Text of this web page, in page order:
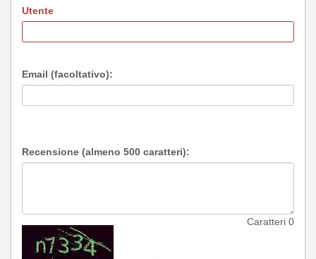
Utente
Email (facoltativo):
Recensione (almeno 500 caratteri):
Caratteri 0